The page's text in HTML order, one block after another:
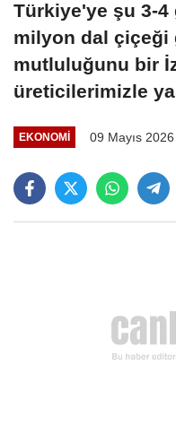
Türkiye'ye şu 3-4
milyon dal çiçeği
mutluluğunu bir
üreticilerimizle
EKONOMI 09 Mayıs